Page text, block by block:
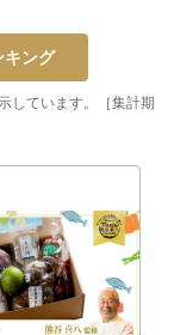
キング
しています。［集計期